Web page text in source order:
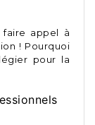
faire appel à
! Pourquoi
pour la